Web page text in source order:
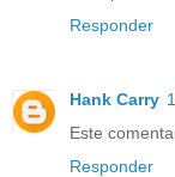
Responder
Hank Carry
Este
Responder